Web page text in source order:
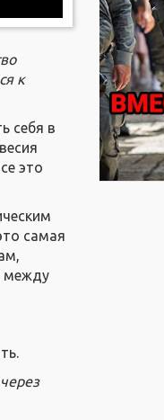
к
себя в
это
самая
между